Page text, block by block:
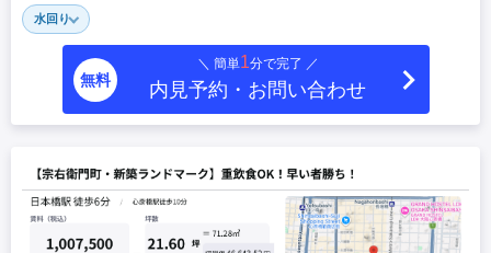
水回り
無料
＼ 簡単1分で完了 ／
内見予約・お問い合わせ